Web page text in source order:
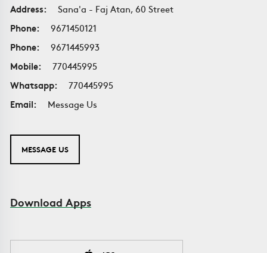
Address:
Sana'a - Faj Atan, 60 Street
Phone:
9671450121
Phone:
9671445993
Mobile:
770445995
Whatsapp:
770445995
Email:
Message Us
MESSAGE US
Download Apps